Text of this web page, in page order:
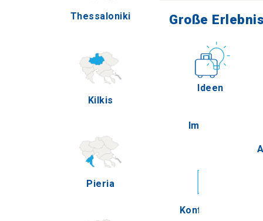
Thessaloniki Imathia
Kilkis
Pieria
Kultur
Im Freien
Konferenzen
Große
Ideen